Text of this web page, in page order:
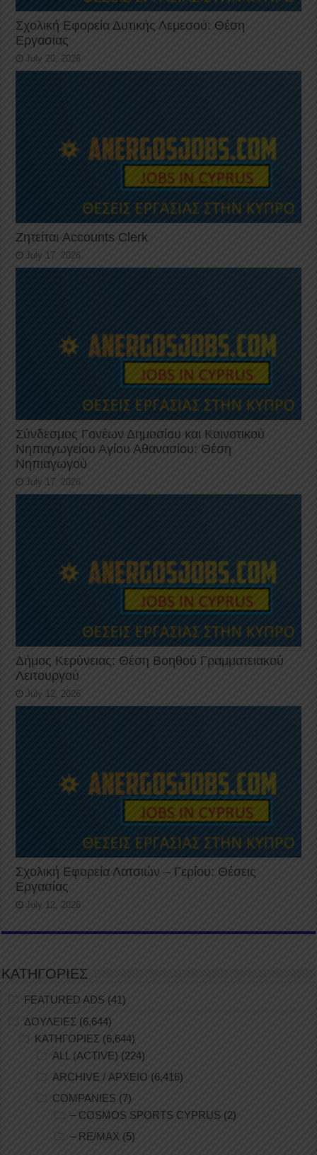
Σχολική Εφορεία Δυτικής Λεμεσού: Θέση
Εργασίας
July 20, 2026
Ζητείται Accounts Clerk
July 17, 2026
Σύνδεσμος Γονέων Δημοσίου και Κοινοτικού
Νηπιαγωγείου Αγίου Αθανασίου: Θέση
Νηπιαγωγού
July 17, 2026
Δήμος Κερύνειας: Θέση Βοηθού Γραμματειακού
Λειτουργού
July 12, 2026
Σχολική Εφορεία Λατσιών – Γερίου: Θέσεις
Εργασίας
July 12, 2026
ΚΑΤΗΓΟΡΙΕΣ
FEATURED ADS (41)
ΔΟΥΛΕΙΕΣ (6,644)
ΚΑΤΗΓΟΡΙΕΣ (6,644)
ALL (ACTIVE) (224)
ARCHIVE / ΑΡΧΕΙΟ (6,416)
COMPANIES (7)
– COSMOS SPORTS CYPRUS (2)
– RE/MAX (5)